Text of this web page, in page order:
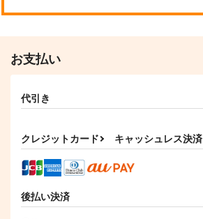
サンプル
作品詳細
サンプル
お支払い
代引き
クレジットカード キャッシュレス決済
後払い決済